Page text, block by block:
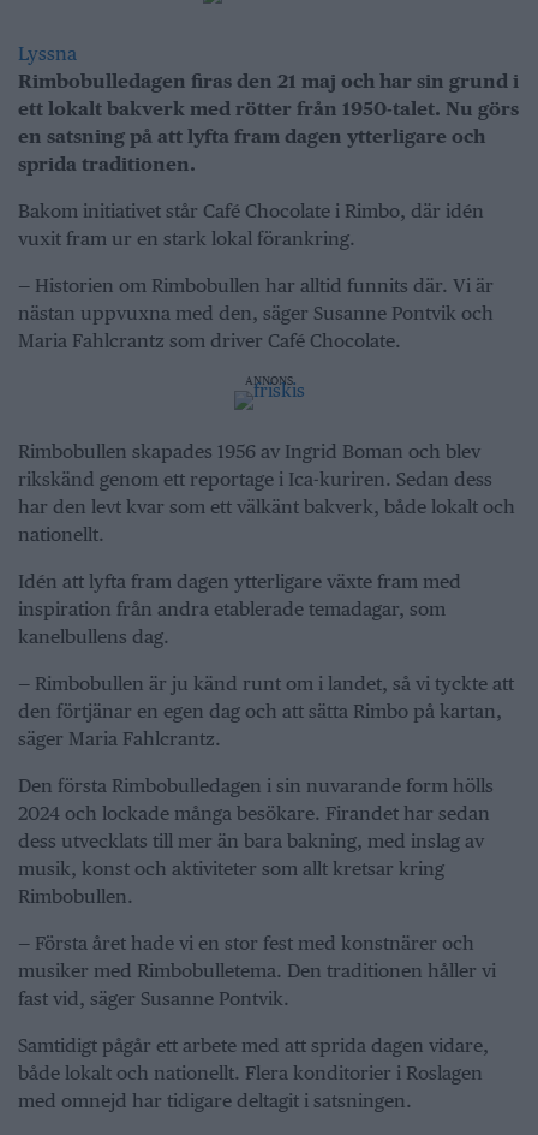
Lyssna
Rimbobulledagen firas den 21 maj och har sin grund i
ett lokalt bakverk med rötter från 1950-talet. Nu görs
en satsning på att lyfta fram dagen ytterligare och
sprida traditionen.
Bakom initiativet står Café Chocolate i Rimbo, där idén
vuxit fram ur en stark lokal förankring.
— Historien om Rimbobullen har alltid funnits där. Vi är
nästan uppvuxna med den, säger Susanne Pontvik och
Maria Fahlcrantz som driver Café Chocolate.
ANNONS
Rimbobullen skapades 1956 av Ingrid Boman och blev
rikskänd genom ett reportage i Ica-kuriren. Sedan dess
har den levt kvar som ett välkänt bakverk, både lokalt och
nationellt.
Idén att lyfta fram dagen ytterligare växte fram med
inspiration från andra etablerade temadagar, som
kanelbullens dag.
— Rimbobullen är ju känd runt om i landet, så vi tyckte att
den förtjänar en egen dag och att sätta Rimbo på kartan,
säger Maria Fahlcrantz.
Den första Rimbobulledagen i sin nuvarande form hölls
2024 och lockade många besökare. Firandet har sedan
dess utvecklats till mer än bara bakning, med inslag av
musik, konst och aktiviteter som allt kretsar kring
Rimbobullen.
— Första året hade vi en stor fest med konstnärer och
musiker med Rimbobulletema. Den traditionen håller vi
fast vid, säger Susanne Pontvik.
Samtidigt pågår ett arbete med att sprida dagen vidare,
både lokalt och nationellt. Flera konditorier i Roslagen
med omnejd har tidigare deltagit i satsningen.